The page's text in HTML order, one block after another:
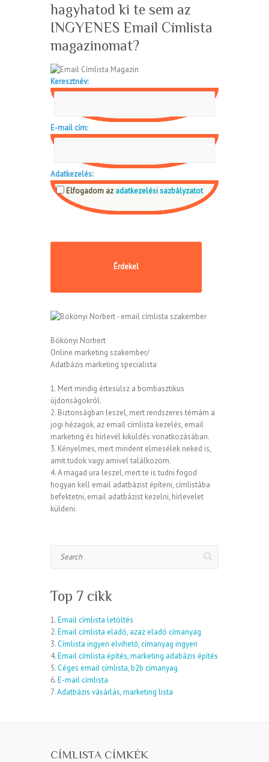
hagyhatod ki te sem az
INGYENES Email Címlista
magazinomat?
Keresztnév:
E-mail cím:
Adatkezelés:
Elfogadom az adatkezelési sazbályzatot
Bökönyi Norbert
Online marketing szakember/
Adatbázis marketing specialista
1. Mert mindig értesülsz a bombasztikus
újdonságokról.
2. Biztonságban leszel, mert rendszeres témám a
jogi hézagok, az email címlista kezelés, email
marketing és hírlevél kiküldés vonatkozásában.
3. Kényelmes, mert mindent elmesélek neked is,
amit tudok vagy amivel találkozom.
4. A magad ura leszel, mert te is tudni fogod
hogyan kell email adatbázist építeni, címlistába
befektetni, email adatbázist kezelni, hírlevelet
küldeni.
Top 7 cikk
1.Email címlista letöltés
2.Email címlista eladó, azaz eladó címanyag
3.Címlista ingyen elvihető, címanyag ingyen
4.Email címlista építés, marketing adabázis építés
5.Céges email címlista, b2b címanyag
6.E-mail címlista
7.Adatbázis vásárlás, marketing lista
CÍMLISTA CÍMKÉK